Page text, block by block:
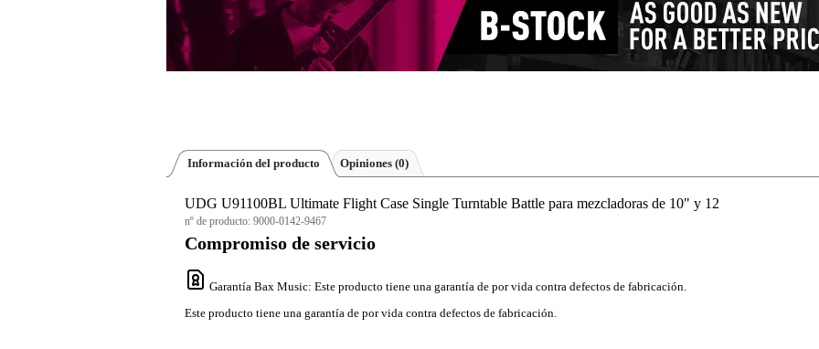
Información del producto Opiniones (0)
UDG U91100BL Ultimate Flight Case Single Turntable Battle para mezcladoras de 10" y 12
nº de producto: 9000-0142-9467
Compromiso de servicio
Garantía Bax Music: Este producto tiene una garantía de por vida contra defectos de fabricación.
Este producto tiene una garantía de por vida contra defectos de fabricación.